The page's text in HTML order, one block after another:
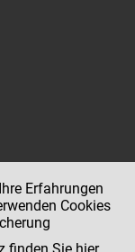
Erfahrungen
Cookies